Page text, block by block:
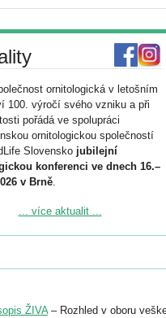
ornitologická v letošním
100. výročí svého vzniku a při
pořádá ve spolupráci
ornitologickou společností
Slovensko jubilejní
konferenci ve dnech 16.–
v Brně.
informace ke konferenci
se můžete do 6. září.
přihlášené přednášky nebo
... více aktualit ...
ŽIVA– Rozhled v oboru